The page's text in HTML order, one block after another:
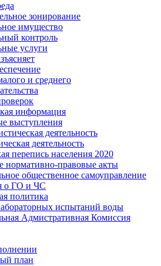
зонирование
имущество
контроль
услуги
и среднего
информация
выступления
деятельность
деятельность
перепись населения 2020
нормативно-правовые акты
общественное самоуправление
о ГО и ЧС
политика
испытаний воды
Адмистративная Комиссия
план